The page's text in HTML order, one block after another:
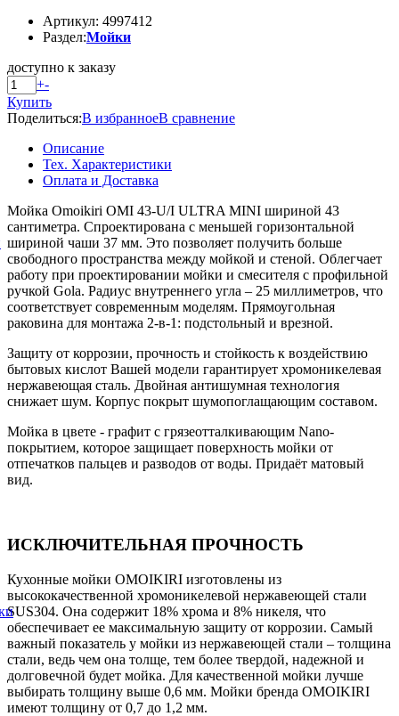
Артикул: 4997412
Раздел:Мойки
доступно к заказу
+-
Купить
Поделиться:В избранноеВ сравнение
Описание
Тех. Характеристики
Оплата и Доставка
Мойка Omoikiri OMI 43-U/I ULTRA MINI шириной 43
сантиметра. Спроектирована с меньшей горизонтальной
шириной чаши 37 мм. Это позволяет получить больше
свободного пространства между мойкой и стеной. Облегчает
работу при проектировании мойки и смесителя с профильной
ручкой Gola. Радиус внутреннего угла – 25 миллиметров, что
соответствует современным моделям. Прямоугольная
раковина для монтажа 2-в-1: подстольный и врезной.
Защиту от коррозии, прочность и стойкость к воздействию
бытовых кислот Вашей модели гарантирует хромоникелевая
нержавеющая сталь. Двойная антишумная технология
снижает шум. Корпус покрыт шумопоглащающим составом.
Мойка в цвете - графит с грязеотталкивающим Nano-
покрытием, которое защищает поверхность мойки от
отпечатков пальцев и разводов от воды. Придаёт матовый
вид.
ИСКЛЮЧИТЕЛЬНАЯ ПРОЧНОСТЬ
Кухонные мойки OMOIKIRI изготовлены из
высококачественной хромоникелевой нержавеющей стали
SUS304. Она содержит 18% хрома и 8% никеля, что
обеспечивает ее максимальную защиту от коррозии. Самый
важный показатель у мойки из нержавеющей стали – толщина
стали, ведь чем она толще, тем более твердой, надежной и
долговечной будет мойка. Для качественной мойки лучше
выбирать толщину выше 0,6 мм. Мойки бренда OMOIKIRI
имеют толщину от 0,7 до 1,2 мм.